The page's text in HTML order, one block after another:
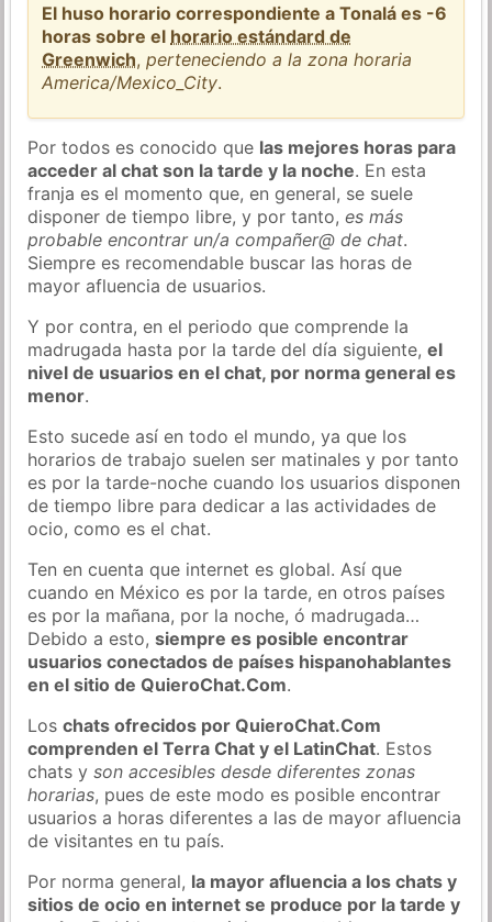
El huso horario correspondiente a Tonalá es -6
horas sobre el horario estándard de
Greenwich,perteneciendo a la zona horaria
America/Mexico_City.
Por todos es conocido que las mejores horas para
acceder al chat son la tarde y la noche. En esta
franja es el momento que, en general, se suele
disponer de tiempo libre, y por tanto,es más
probable encontrar un/a compañer@ de chat.
Siempre es recomendable buscar las horas de
mayor afluencia de usuarios.
Y por contra, en el periodo que comprende la
madrugada hasta por la tarde del día siguiente,el
nivel de usuarios en el chat, por norma general es
menor.
Esto sucede así en todo el mundo, ya que los
horarios de trabajo suelen ser matinales y por tanto
es por la tarde-noche cuando los usuarios disponen
de tiempo libre para dedicar a las actividades de
ocio, como es el chat.
Ten en cuenta que internet es global. Así que
cuando en México es por la tarde, en otros países
es por la mañana, por la noche, ó madrugada…
Debido a esto,siempre es posible encontrar
usuarios conectados de países hispanohablantes
en el sitio de QuieroChat.Com.
Loschats ofrecidos por QuieroChat.Com
comprenden el Terra Chat y el LatinChat. Estos
chats yson accesibles desde diferentes zonas
horarias, pues de este modo es posible encontrar
usuarios a horas diferentes a las de mayor afluencia
de visitantes en tu país.
Por norma general, la mayor afluencia a los chats y
sitios de ocio en internet se produce por la tarde y